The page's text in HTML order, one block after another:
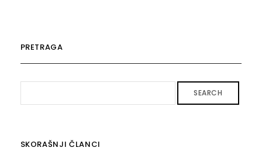
PRETRAGA
SEARCH
SKORAŠNJI ČLANCI